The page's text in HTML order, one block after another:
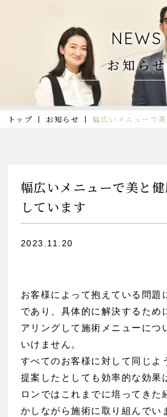
NEWS
お知らせ
トップ お知らせ
幅広いメニューで美と
しています
2023.11.20
お客様によって抱えている問題
であり、具体的に解決するため
アリングして施術メニューにつ
いけません。
すべてのお客様に対して同じよ
提案したとしても効率的な効果
ロンではこれまでに培ってきた
かしながら施術に取り組んでい